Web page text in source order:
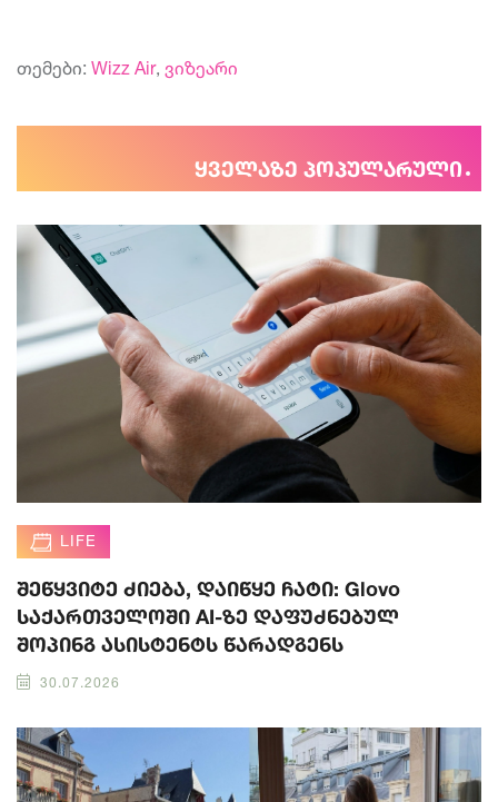
თემები: Wizz Air, ვიზეარი
ყველაზე პოპულარული
LIFE
შეწყვიტე ძიება, დაიწყე ჩატი: Glovo
საქართველოში AI-ზე დაფუძნებულ
შოპინგ ასისტენტს წარადგენს
30.07.2026